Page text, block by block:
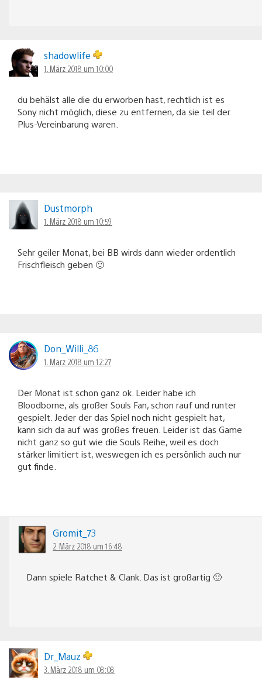
shadowlife
1. März 2018 um 10:00
du behälst alle die du erworben hast, rechtlich ist es
Sony nicht möglich, diese zu entfernen, da sie teil der
Plus-Vereinbarung waren.
Dustmorph
1. März 2018 um 10:59
Sehr geiler Monat, bei BB wirds dann wieder ordentlich
Frischfleisch geben 🙂
Don_Willi_86
1. März 2018 um 12:27
Der Monat ist schon ganz ok. Leider habe ich
Bloodborne, als großer Souls Fan, schon rauf und runter
gespielt. Jeder der das Spiel noch nicht gespielt hat,
kann sich da auf was großes freuen. Leider ist das Game
nicht ganz so gut wie die Souls Reihe, weil es doch
stärker limitiert ist, weswegen ich es persönlich auch nur
gut finde.
Gromit_73
2. März 2018 um 16:48
Dann spiele Ratchet & Clank. Das ist großartig 🙂
Dr_Mauz
3. März 2018 um 08:08